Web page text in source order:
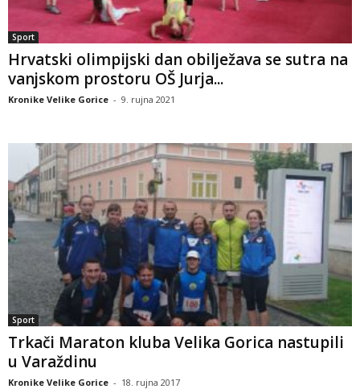
Sport
Hrvatski olimpijski dan obilježava se sutra na
vanjskom prostoru OŠ Jurja...
Kronike Velike Gorice - 9. rujna 2021
Sport
Trkači Maraton kluba Velika Gorica nastupili
u Varaždinu
Kronike Velike Gorice - 18. rujna 2017